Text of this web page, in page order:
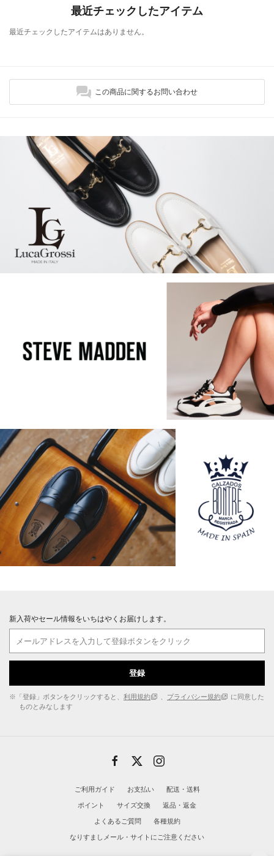
最近チェックしたアイテム
最近チェックしたアイテムはありません。
この商品に関するお問い合わせ
新入荷やセール情報をいちはやくお届けします。
登録
※「登録」ボタンをクリックすると、 利用規約 プライバシー規約
に同意した
ものとみなします
ご利用ガイド お支払い
配送・送料
ポイント
サイズ交換
返品・返金
よくあるご質問
各種規約
なりすましメール・サイトにご注意ください